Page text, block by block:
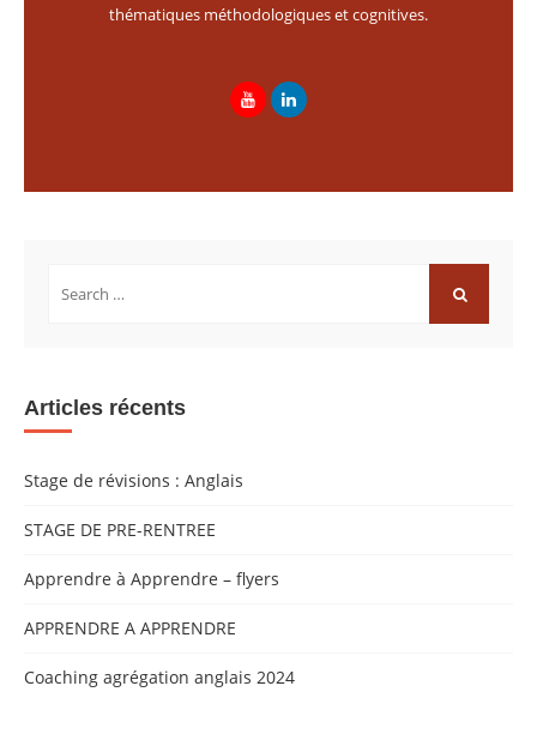
thématiques méthodologiques et cognitives.
Articles récents
Stage de révisions : Anglais
STAGE DE PRE-RENTREE
Apprendre à Apprendre – flyers
APPRENDRE A APPRENDRE
Coaching agrégation anglais 2024